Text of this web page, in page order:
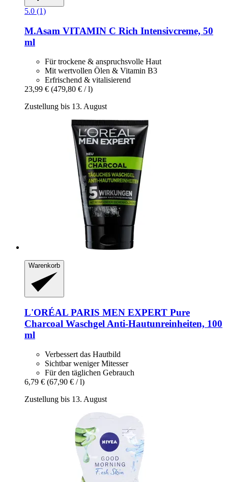
5.0 (1)
M.Asam VITAMIN C Rich Intensivcreme, 50
ml
Für trockene & anspruchsvolle Haut
Mit wertvollen Ölen & Vitamin B3
Erfrischend & vitalisierend
23,99 € (479,80 € / l)
Zustellung bis 13. August
Warenkorb
L'ORÉAL PARIS MEN EXPERT Pure
Charcoal Waschgel Anti-​Hautunreinheiten, 100
ml
Verbessert das Hautbild
Sichtbar weniger Mitesser
Für den täglichen Gebrauch
6,79 € (67,90 € / l)
Zustellung bis 13. August